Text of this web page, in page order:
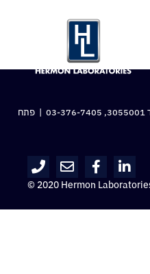
03-376-7405 | פתח
© 2020 Hermon